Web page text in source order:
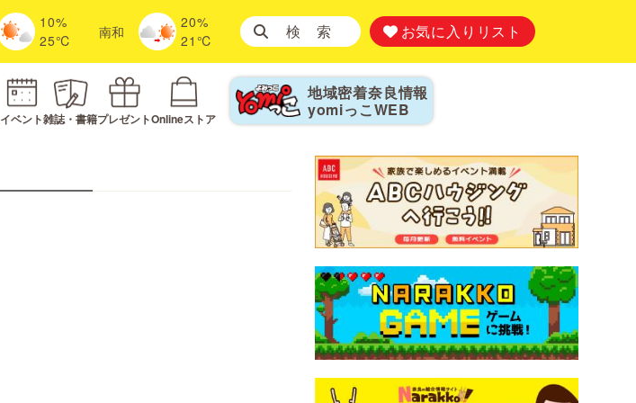
10%
25℃
南和
20%
21℃
検 索 お気に入りリスト
イベント雑誌・書籍プレゼントOnlineストア
地域密着奈良情報
yomiっこ WEB